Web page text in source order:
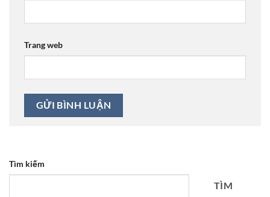
Trang web
Tìm kiếm
TÌM